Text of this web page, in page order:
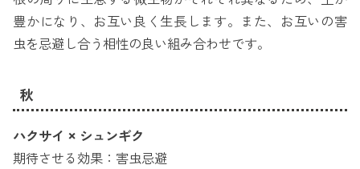
豊かになり、お互い良く生長します。また、お互いの害
虫を忌避し合う相性の良い組み合わせです。
秋
ハクサイ × シュンギク
期待させる効果：害虫忌避